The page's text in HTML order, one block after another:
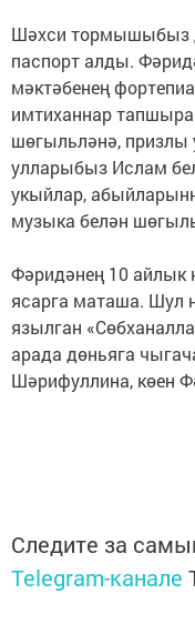
Шәхси тормышыбыз
паспорт алды.
мәктәбенең
имтиханнар
шөгыльләнә, призлы
улларыбыз Ислам
укыйлар,
музыка белән
Фәридәнең 10
ясарга маташа. Шул
язылган
арада дөньяга
Шәрифуллина, көен
Следите за
Telegram-канале